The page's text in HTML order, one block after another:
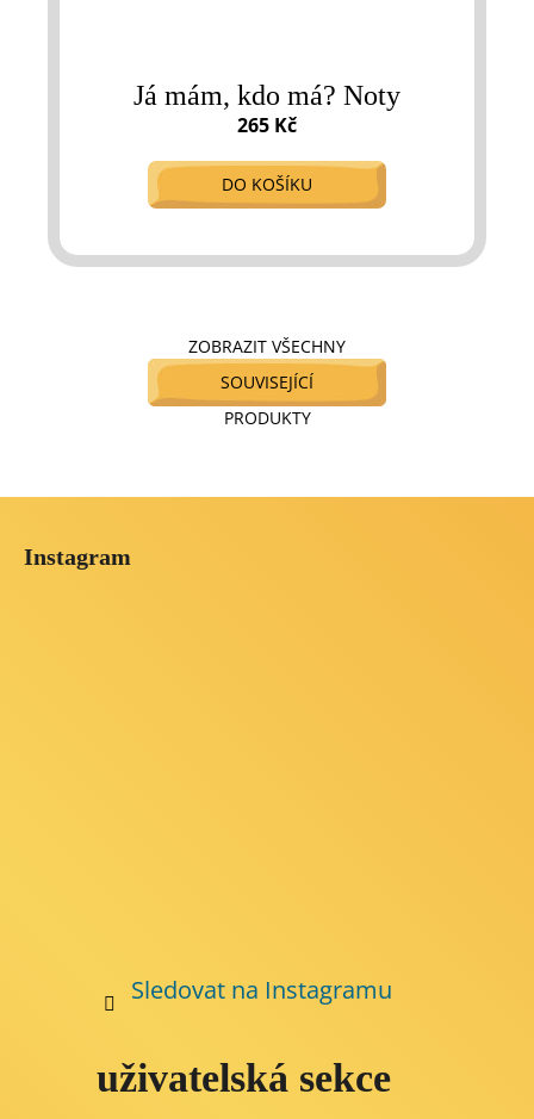
Já mám, kdo má? Noty
265 Kč
DO KOŠÍKU
ZOBRAZIT VŠECHNY
SOUVISEJÍCÍ
PRODUKTY
Instagram
Sledovat na Instagramu
uživatelská sekce